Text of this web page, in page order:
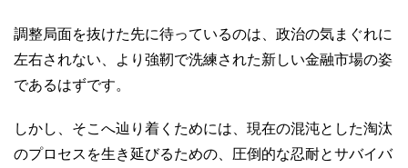
調整局面を抜けた先に待っているのは、政治の気まぐれに
左右されない、より強靭で洗練された新しい金融市場の姿
であるはずです。
しかし、そこへ辿り着くためには、現在の混沌とした淘汰
のプロセスを生き延びるための、圧倒的な忍耐とサバイバ